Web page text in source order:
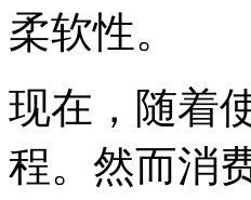
柔软性。
现在，随着
程。然而消